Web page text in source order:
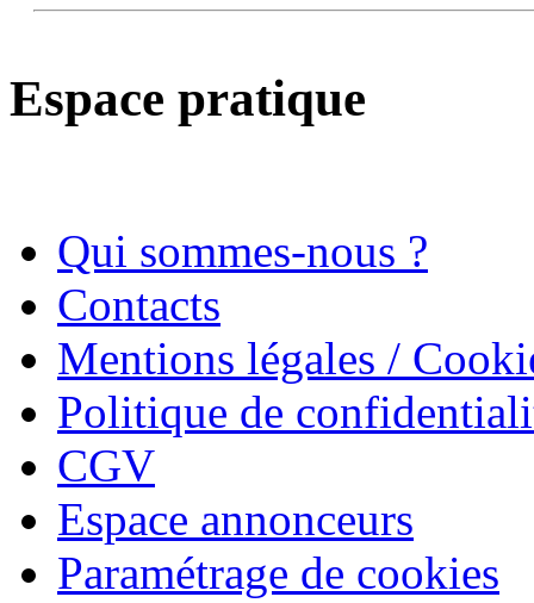
Espace pratique
Qui sommes-nous ?
Contacts
Mentions légales /
Politique de
CGV
Espace annonceurs
Paramétrage de cookies